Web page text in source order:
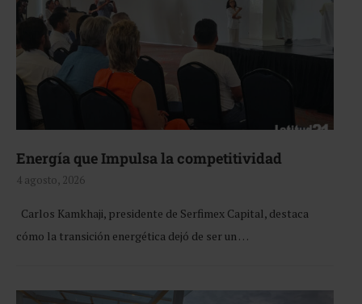
Energía que Impulsa la competitividad
4 agosto, 2026
Carlos Kamkhaji, presidente de Serfimex Capital, destaca
cómo la transición energética dejó de ser un …